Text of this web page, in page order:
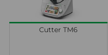
Cutter TM6